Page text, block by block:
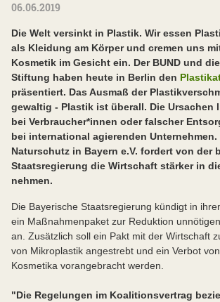
06.06.2019
Die Welt versinkt in Plastik. Wir essen
als Kleidung am Körper und cremen uns
Kosmetik im Gesicht ein. Der BUND und
Stiftung haben heute in Berlin den
präsentiert. Das Ausmaß der
gewaltig - Plastik ist überall. Die Ursachen
bei Verbraucher*innen oder falscher
bei international agierenden Unternehmen.
Naturschutz in Bayern e.V. fordert von der
Staatsregierung die Wirtschaft stärker in
nehmen.
Die Bayerische Staatsregierung kündigt in
ein Maßnahmenpaket zur Reduktion
an. Zusätzlich soll ein Pakt mit der Wirtschaft
von Mikroplastik angestrebt und ein Verbot
Kosmetika vorangebracht werden.
"Die Regelungen im Koalitionsvertrag